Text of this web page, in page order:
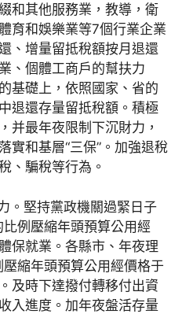
和其他服務業，教導，衛
育和娛樂業等7個行業企業
、增量留抵稅額按月退還
、個體工商戶的幫扶力
基礎上，依照國家、省的
退還存量留抵稅額。積極
并最年夜限制下沉財力，
實和基層“三保”。加強退稅
、騙稅等行為。
。堅持黨政機關過緊日子
例壓縮年頭預算公用經
保就業。各縣市、年夜理
縮年頭預算公用經價格于
及時下達撥付轉移付出資
入進度。加年夜盤活存量